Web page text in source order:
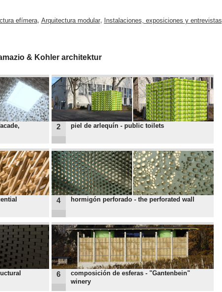
efímera, Arquitectura modular, Instalaciones, exposiciones y entrevistas
& Kohler architektur
2 piel de arlequín - public toilets
4 hormigón perforado - the perforated wall
6
composición de esferas - "Gantenbein"
winery